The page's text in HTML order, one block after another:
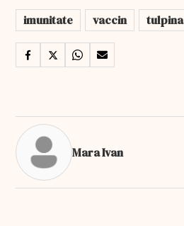
imunitate vaccin tulpina
Mara Ivan